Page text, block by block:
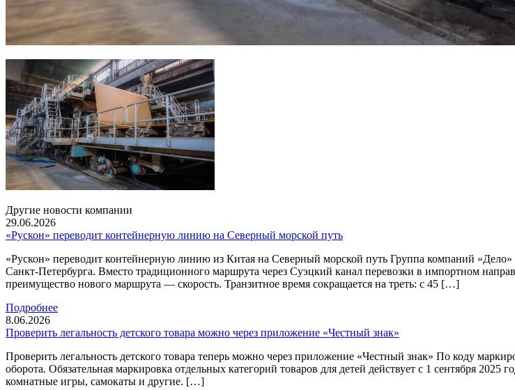
Другие новости компании
29.06.2026
«Рускон» переводит контейнерную линию на Северный морской путь
«Рускон» переводит контейнерную линию из Китая на Северный морской путь Группа компаний
Санкт-Петербурга. Вместо традиционного маршрута через Суэцкий канал перевозки в импортном
преимущество нового маршрута — скорость. Транзитное время сокращается на треть: с 45 […]
Подробнее
8.06.2026
Проверить легальность детского товара можно через приложение «Честный знак»
Проверить легальность детского товара теперь можно через приложение «Честный знак» По коду
оборота. Обязательная маркировка отдельных категорий товаров для детей действует с 1 сентября
комнатные игры, самокаты и другие. […]